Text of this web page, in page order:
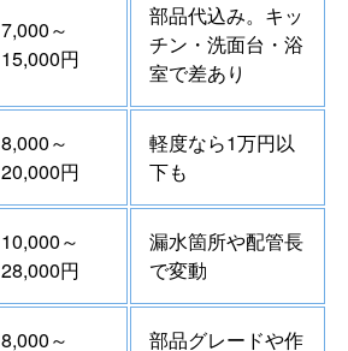
7,000～
15,000円
部品代込み。キッ
チン・洗面台・浴
室で差あり
8,000～
20,000円
軽度なら1万円以
下も
10,000～
28,000円
漏水箇所や配管長
で変動
8,000～ 部品グレードや作